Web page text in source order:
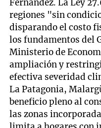
Fernández. La Ley
regiones "sin
disparando el costo
los fundamentos del
Ministerio de
ampliación y
efectiva severidad
La Patagonia,
beneficio pleno al
las zonas